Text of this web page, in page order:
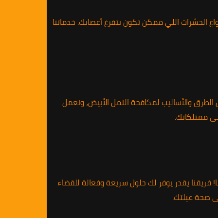
الحشرات اللي ممكن تكون بتفرغ أعصابك. خدماتنا
والأساليب لمكافحة النمل الأبيض، ونعمل
ممتلكاتك.
يقدر يوفر لك حلول سريعة وفعالة للقضاء
صحة عيلتك.